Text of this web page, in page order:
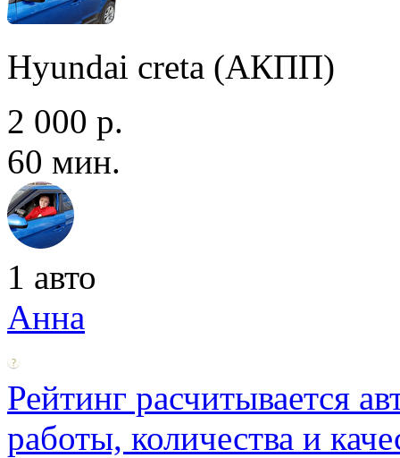
Hyundai creta (АКПП)
2 000 р.
60 мин.
1 авто
Анна
Рейтинг расчитывается
работы, количества и